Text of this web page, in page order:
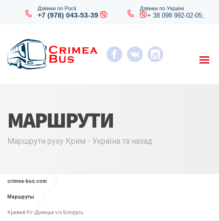
Дзвінки по Росії
+7 (978) 043-53-39
Дзвінки по Україні
+ 38 098 992-02-05;
МАРШРУТИ
Маршрути руху Крим - Україна та назад
crimea-bus.com
Маршруты
Кривий Ріг-Донецьк ч/з Білорусь